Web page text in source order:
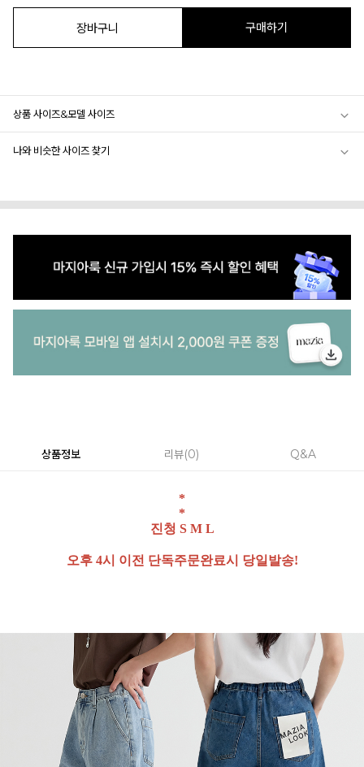
장바구니 구매하기
상품 사이즈&모델 사이즈
나와 비슷한 사이즈 찾기
상품정보 리뷰 0 Q&A
*
*
진청 S M L
오후 4시 이전 단독주문완료시 당일발송!